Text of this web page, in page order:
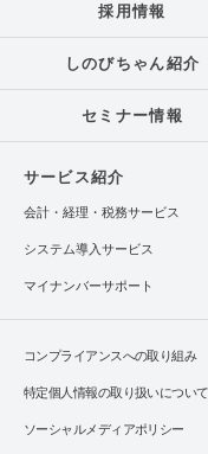
採用情報
しのびちゃん紹介
セミナー情報
サービス紹介
会計・経理・税務サービス
システム導入サービス
マイナンバーサポート
コンプライアンスへの取り組み
特定個人情報の取り扱いについて
ソーシャルメディアポリシー